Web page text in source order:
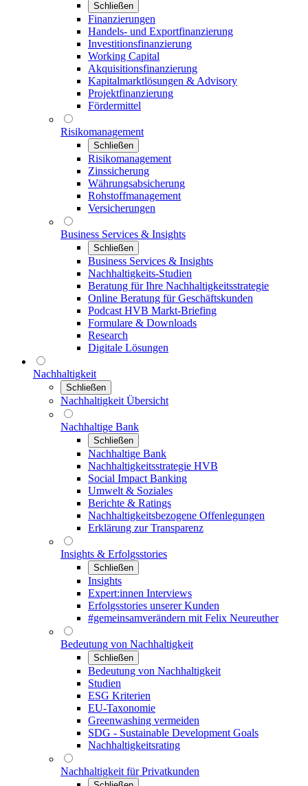
Schließen
Finanzierungen
Handels- und Exportfinanzierung
Investitionsfinanzierung
Working Capital
Akquisitionsfinanzierung
Kapitalmarktlösungen & Advisory
Projektfinanzierung
Fördermittel
Risikomanagement
Schließen
Risikomanagement
Zinssicherung
Währungsabsicherung
Rohstoffmanagement
Versicherungen
Business Services & Insights
Schließen
Business Services & Insights
Nachhaltigkeits-Studien
Beratung für Ihre Nachhaltigkeitsstrategie
Online Beratung für Geschäftskunden
Podcast HVB Markt-Briefing
Formulare & Downloads
Research
Digitale Lösungen
Nachhaltigkeit
Schließen
Nachhaltigkeit Übersicht
Nachhaltige Bank
Schließen
Nachhaltige Bank
Nachhaltigkeitsstrategie HVB
Social Impact Banking
Umwelt & Soziales
Berichte & Ratings
Nachhaltigkeitsbezogene Offenlegungen
Erklärung zur Transparenz
Insights & Erfolgsstories
Schließen
Insights
Expert:innen Interviews
Erfolgsstories unserer Kunden
#gemeinsamverändern mit Felix Neureuther
Bedeutung von Nachhaltigkeit
Schließen
Bedeutung von Nachhaltigkeit
Studien
ESG Kriterien
EU-Taxonomie
Greenwashing vermeiden
SDG - Sustainable Development Goals
Nachhaltigkeitsrating
Nachhaltigkeit für Privatkunden